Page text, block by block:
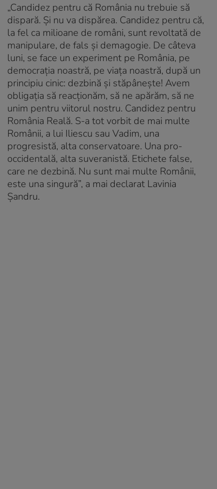
„Candidez pentru că România nu trebuie să
dispară. Şi nu va dispărea. Candidez pentru că,
la fel ca milioane de români, sunt revoltată de
manipulare, de fals şi demagogie. De câteva
luni, se face un experiment pe România, pe
democraţia noastră, pe viaţa noastră, după un
principiu cinic: dezbină şi stăpâneşte! Avem
obligaţia să reacţionăm, să ne apărăm, să ne
unim pentru viitorul nostru. Candidez pentru
România Reală. S-a tot vorbit de mai multe
Românii, a lui Iliescu sau Vadim, una
progresistă, alta conservatoare. Una pro-
occidentală, alta suveranistă. Etichete false,
care ne dezbină. Nu sunt mai multe Românii,
este una singură”, a mai declarat Lavinia
Şandru.